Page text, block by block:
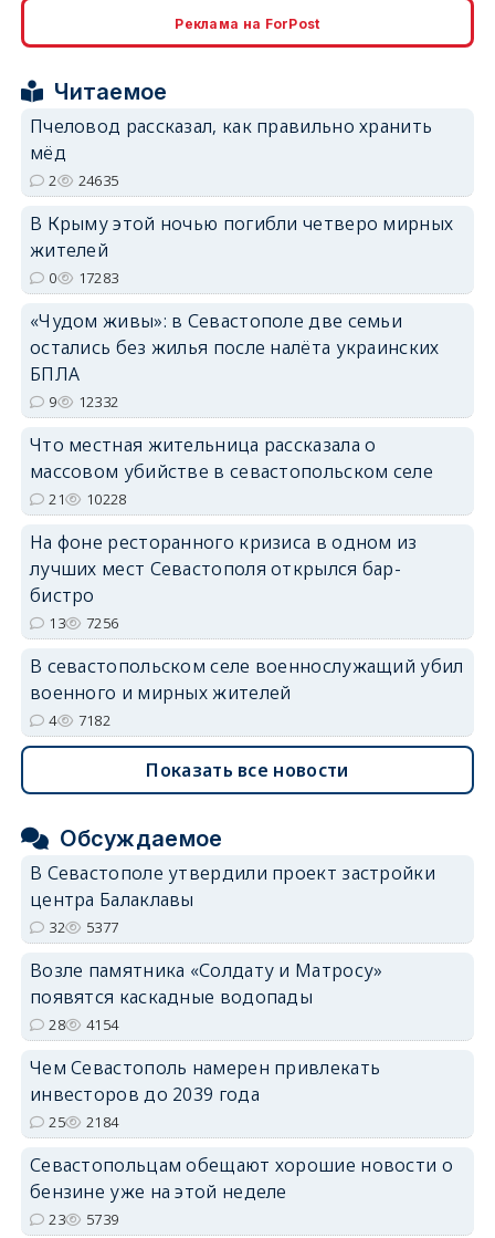
erid: 2SDnjdvhGXG
Реклама на ForPost
Читаемое
Пчеловод рассказал, как правильно хранить
мёд
2 24635
В Крыму этой ночью погибли четверо мирных
жителей
0 17283
«Чудом живы»: в Севастополе две семьи
остались без жилья после налёта украинских
БПЛА
9 12332
Что местная жительница рассказала о
массовом убийстве в севастопольском селе
21 10228
На фоне ресторанного кризиса в одном из
лучших мест Севастополя открылся бар-
бистро
13 7256
В севастопольском селе военнослужащий убил
военного и мирных жителей
4 7182
Показать все новости
Обсуждаемое
В Севастополе утвердили проект застройки
центра Балаклавы
32 5377
Возле памятника «Солдату и Матросу»
появятся каскадные водопады
28 4154
Чем Севастополь намерен привлекать
инвесторов до 2039 года
25 2184
Севастопольцам обещают хорошие новости о
бензине уже на этой неделе
23 5739